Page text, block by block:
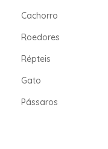
Cachorro
Roedores
Répteis
Gato
Pássaros